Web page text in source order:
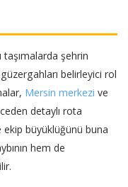
şehrin
belirleyici rol
Mersin merkezi ve
detaylı rota
ekip büyüklüğünü buna
hem de